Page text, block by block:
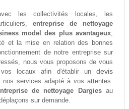
les collectivités locales, les
entreprise de nettoyage
model des plus avantageux,
et la mise en relation des bonnes
de notre entreprise sur
nous vous proposons de vous
vos locaux afin d'établir undevis
services adapté à vos attentes.
de nettoyage Dargiesau
sur demande.